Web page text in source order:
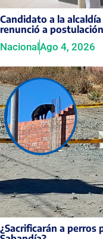
Candidato a la
renunció a
Nacional Ago 4, 2026
¿Sacrificarán a